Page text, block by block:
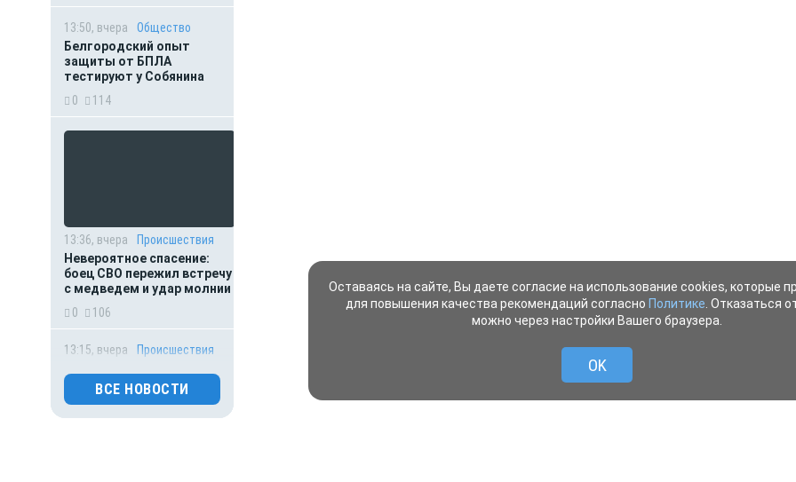
13:50, вчера
Общество
Белгородский опыт
защиты от БПЛА
тестируют у Собянина
0
114
13:36, вчера
Происшествия
Невероятное спасение:
боец СВО пережил встречу
с медведем и удар молнии
0
106
13:15, вчера
Происшествия
выпавшего из окна
малыша: оба погибли
0
200
ВСЕ НОВОСТИ
Оставаясь на сайте, Вы даете согласие на использование cookies, которые
для повышения качества рекомендаций согласно Политике . Отказаться
можно через настройки Вашего браузера.
OK